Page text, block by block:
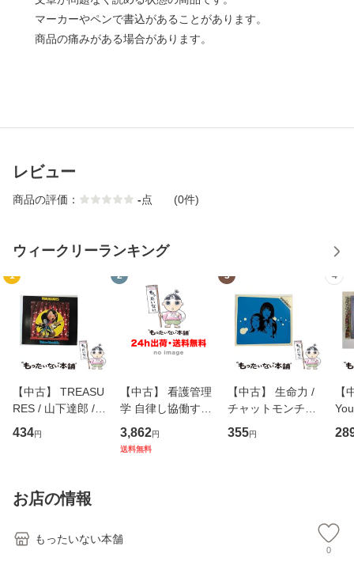
マーカーやペンで書込があることがあります。
商品の痛みがある場合があります。
レビュー
商品の評価： -点 (0件)
ウィークリーランキング
1
【中古】 TREASU
RES / 山下達郎 /
イーストウエス
ト・ジャパン [CD]
434円
2
【中古】 看護管理
学 自律し協働する
専門職の看護マネ
ジメントスキル 改
3,862円
送料無料
3
【中古】 生命力 /
チャットモンチー /
キューンレコード
[CD]【メール便送
355円
4
【
のが
お店の情報
もったいない本舗
0